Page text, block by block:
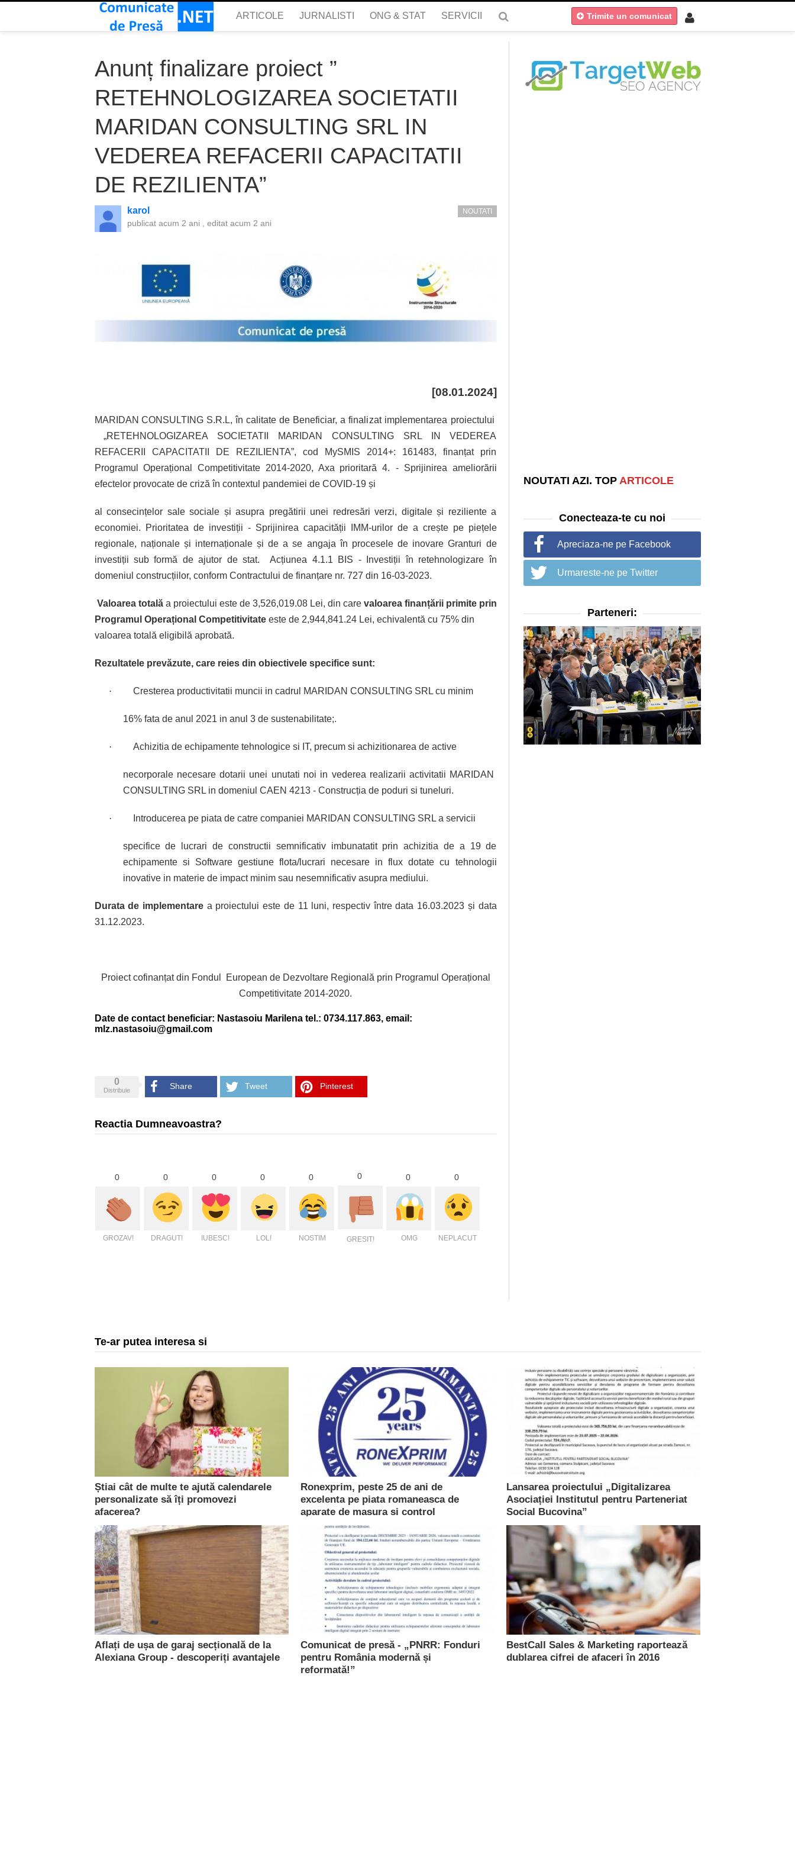
ARTICOLE JURNALISTI ONG & STAT SERVICII Trimite un comunicat
Anunț finalizare proiect ”
RETEHNOLOGIZAREA SOCIETATII
MARIDAN CONSULTING SRL IN
VEDEREA REFACERII CAPACITATII
DE REZILIENTA”
karol
publicat acum 2 ani , editat acum 2 ani
NOUTATI
[08.01.2024]
MARIDAN CONSULTING S.R.L, în calitate de Beneficiar, a finalizat implementarea proiectului
„RETEHNOLOGIZAREA SOCIETATII MARIDAN CONSULTING SRL IN VEDEREA
REFACERII CAPACITATII DE REZILIENTA”,
cod MySMIS 2014+: 161483, finanțat prin
Programul Operațional Competitivitate 2014-2020, Axa prioritară 4.
- Sprijinirea ameliorării
efectelor provocate de criză în contextul pandemiei de COVID-19 și
al consecințelor sale sociale și asupra pregătirii unei redresări verzi, digitale și reziliente a
economiei. Prioritatea de investiții - Sprijinirea capacității IMM-urilor de a crește pe piețele
regionale, naționale și internaționale și de a se angaja în procesele de inovare Granturi de
investiții sub formă de ajutor de stat.
Acțiunea 4.1.1 BIS - Investiții în retehnologizare în
domeniul construcțiilor, conform Contractului de finanțare nr. 727 din 16-03-2023.
Valoarea totalăa proiectului este de 3,526,019.08 Lei, din care valoarea finanțării primite prin
Programul Operațional Competitivitateeste de 2,944,841.24 Lei, echivalentă cu 75% din
valoarea totală eligibilă aprobată.
Rezultatele prevăzute, care reies din obiectivele specifice sunt:
· Cresterea productivitatii muncii in cadrul MARIDAN CONSULTING SRL cu minim
16% fata de anul 2021 in anul 3 de sustenabilitate;.
· Achizitia de echipamente tehnologice si IT, precum si achizitionarea de active
necorporale necesare dotarii unei unutati noi in vederea realizarii activitatii MARIDAN
CONSULTING SRL in domeniul CAEN 4213 - Construcția de poduri si tuneluri.
· Introducerea pe piata de catre companiei MARIDAN CONSULTING SRL a servicii
specifice de lucrari de constructii semnificativ imbunatatit prin achizitia de a 19 de
echipamente si Software gestiune flota/lucrari necesare in flux dotate cu tehnologii
inovative in materie de impact minim sau nesemnificativ asupra mediului.
Durata de implementare a proiectului este de 11 luni, respectiv între data 16.03.2023 și data
31.12.2023.
Proiect cofinanțat din Fondul
European de Dezvoltare Regională prin Programul Operațional
Competitivitate 2014-2020.
Date de contact beneficiar: Nastasoiu Marilena tel.: 0734.117.863, email:
mlz.nastasoiu@gmail.com
0
Distribuie Share Tweet Pinterest
Reactia Dumneavoastra?
0
GROZAV!
0
DRAGUT!
0
IUBESC!
0
LOL!
0
NOSTIM
0
GRESIT!
0
OMG
0
NEPLACUT
NOUTATI AZI. TOP ARTICOLE
Conecteaza-te cu noi
Apreciaza-ne pe Facebook
Urmareste-ne pe Twitter
Parteneri:
Te-ar putea interesa si
Știai cât de multe te ajută calendarele
personalizate să îți promovezi
afacerea?
Ronexprim, peste 25 de ani de
excelenta pe piata romaneasca de
aparate de masura si control
Lansarea proiectului „Digitalizarea
Asociației Institutul pentru Parteneriat
Social Bucovina”
Aflați de ușa de garaj secțională de la
Alexiana Group - descoperiți avantajele
Comunicat de presă - „PNRR: Fonduri
pentru România modernă și
reformată!”
BestCall Sales & Marketing raportează
dublarea cifrei de afaceri în 2016